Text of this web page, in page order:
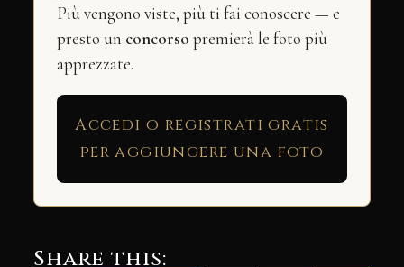
Più vengono viste, più ti fai conoscere — e
presto un concorso premierà le foto più
apprezzate.
Accedi o registrati gratis
per aggiungere una foto
Share this: